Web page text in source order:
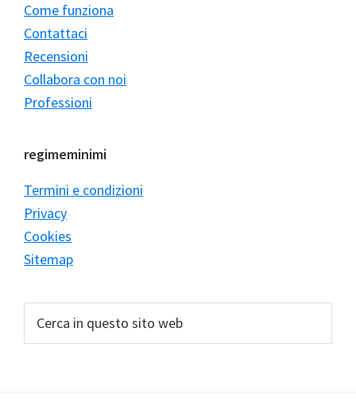
Come funziona
Contattaci
Recensioni
Collabora con noi
Professioni
regimeminimi
Termini e condizioni
Privacy
Cookies
Sitemap